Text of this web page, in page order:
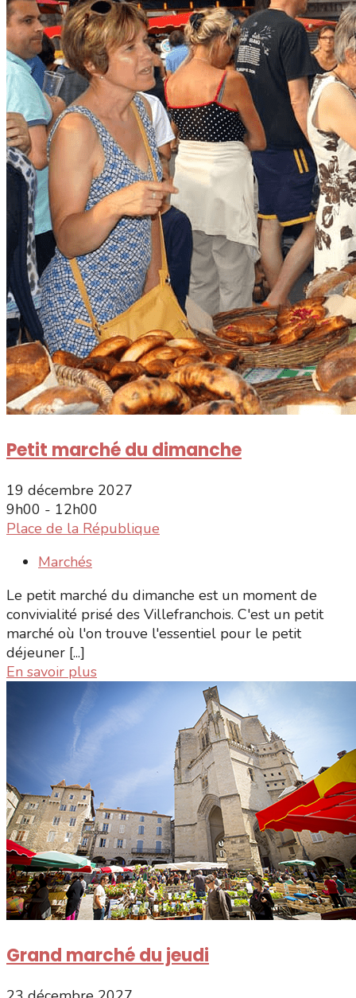
Petit marché du dimanche
19 décembre 2027
9h00 - 12h00
Place de la République
Marchés
Le petit marché du dimanche est un moment de
convivialité prisé des Villefranchois. C'est un petit
marché où l'on trouve l'essentiel pour le petit
déjeuner [...]
En savoir plus
Grand marché du jeudi